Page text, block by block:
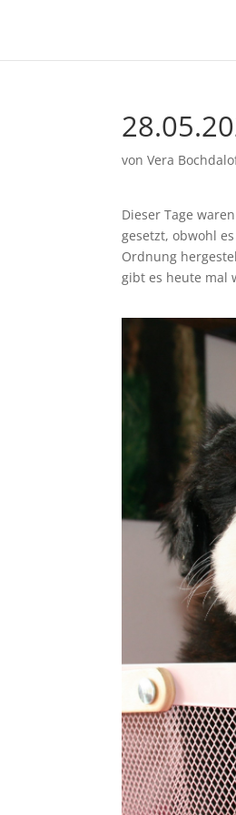
vonVera
Dieser Tage
gesetzt, obwohl
Ordnung
gibt es heute mal